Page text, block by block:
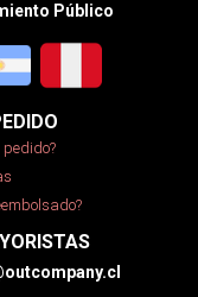
Público
pedido?